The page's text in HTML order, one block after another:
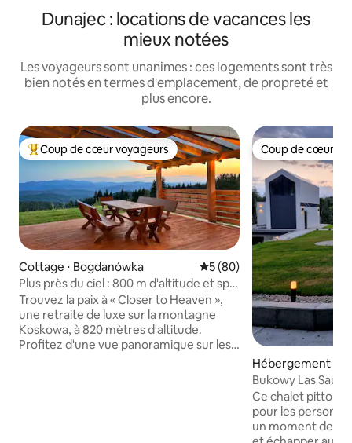
Dunajec : locations de vacances les
mieux notées
Les voyageurs sont unanimes : ces logements sont très
bien notés en termes d'emplacement, de propreté et
plus encore.
Coups de cœur voyageurs les plus appréciés
Coup de cœur voyageurs
Cottage ⋅ Bogdanówka Évaluation moyenne sur la
5 (80)
Plus près du ciel : 800 m d'altitude et spa
extérieur
Trouvez la paix à « Closer to Heaven »,
une retraite de luxe sur la montagne
Koskowa, à 820 mètres d'altitude.
Profitez d'une vue panoramique sur les
Coup de cœur
Coup de cœur
Hébergement ⋅
a
Bukowy Las
Ce chalet
pour les
un moment de